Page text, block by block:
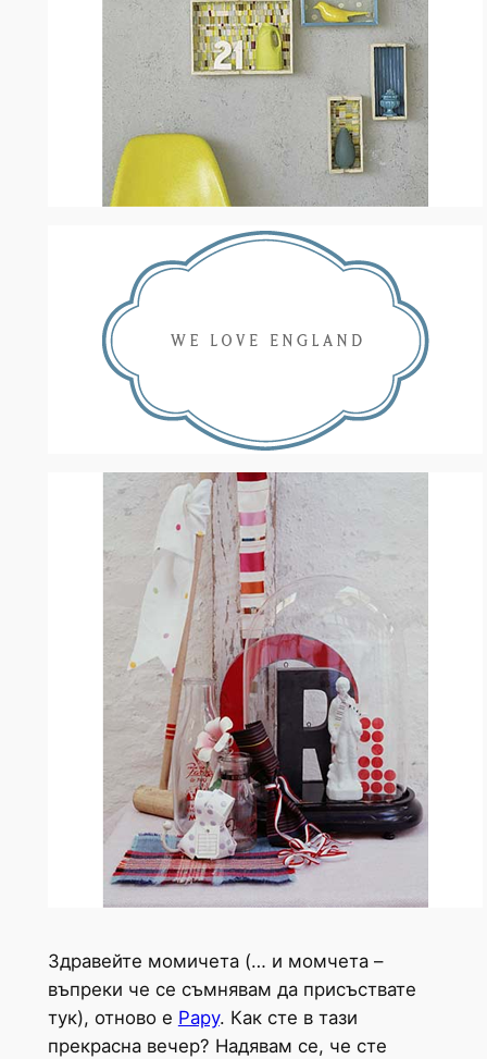
Здравейте момичета (… и момчета –
въпреки че се съмнявам да присъстватe
тук), отново е Рару. Как сте в тази
прекрасна вечер? Надявам се, че сте